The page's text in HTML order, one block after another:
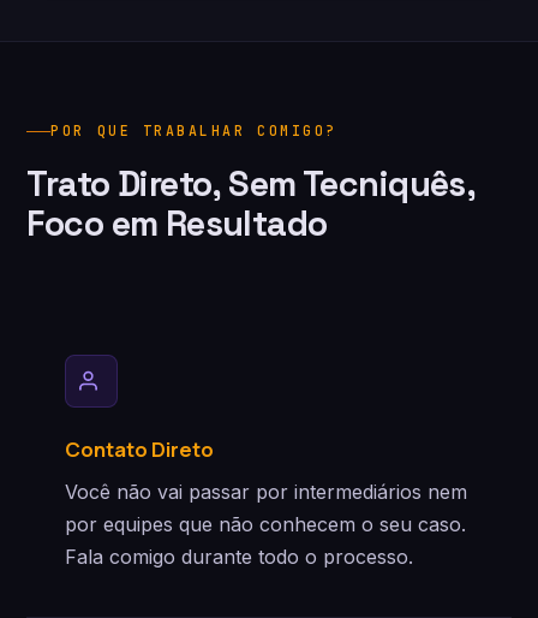
POR QUE TRABALHAR COMIGO?
Trato Direto, Sem Tecniquês,
Foco em Resultado
Contato Direto
Você não vai passar por intermediários nem
por equipes que não conhecem o seu caso.
Fala comigo durante todo o processo.